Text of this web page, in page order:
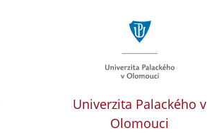
Univerzita Palackého v
Olomouci